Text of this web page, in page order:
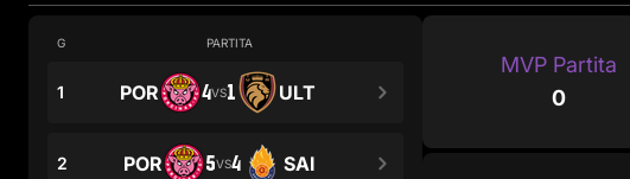
G PARTITA
1 POR 4VS1 ULT
2 POR 5VS4 SAI
MVP Partita
0